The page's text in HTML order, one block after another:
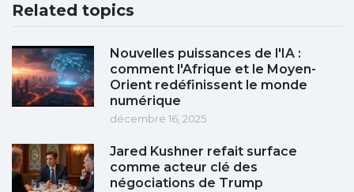
Related topics
Nouvelles puissances de l'IA :
comment l'Afrique et le Moyen-
Orient redéfinissent le monde
numérique
décembre 16, 2025
Jared Kushner refait surface
comme acteur clé des
négociations de Trump